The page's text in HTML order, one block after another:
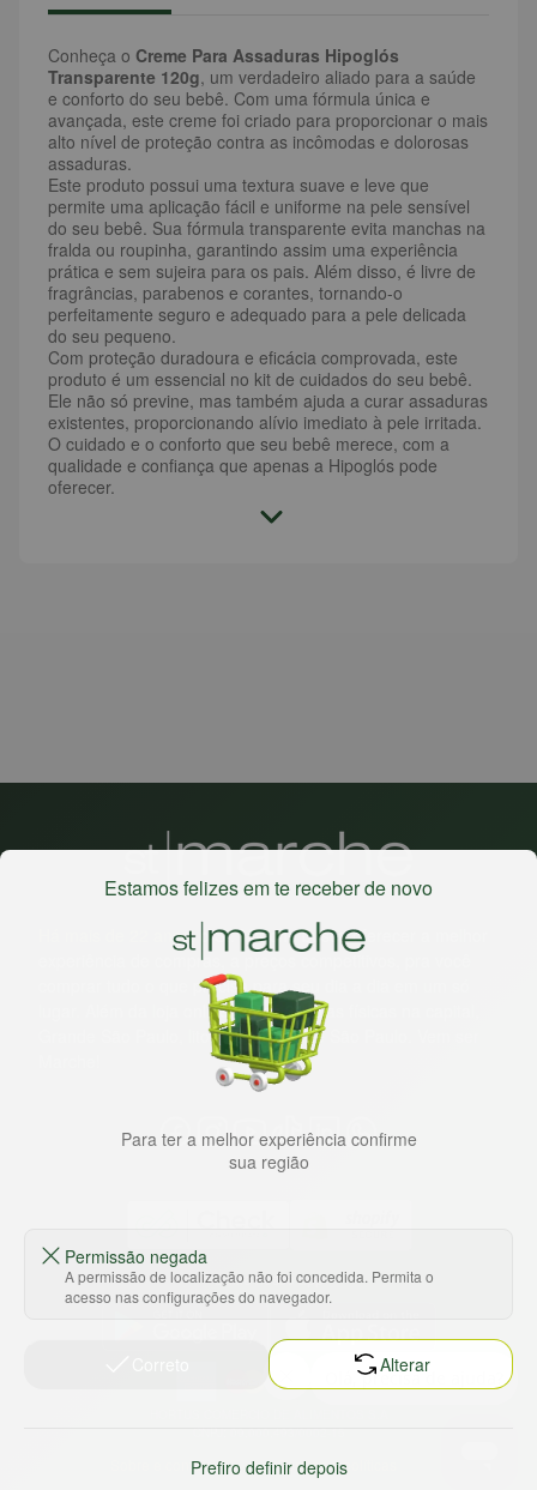
Conheça o Creme Para Assaduras Hipoglós
Transparente 120g, um verdadeiro aliado para a saúde
e conforto do seu bebê. Com uma fórmula única e
avançada, este creme foi criado para proporcionar o mais
alto nível de proteção contra as incômodas e dolorosas
assaduras.
Este produto possui uma textura suave e leve que
permite uma aplicação fácil e uniforme na pele sensível
do seu bebê. Sua fórmula transparente evita manchas na
fralda ou roupinha, garantindo assim uma experiência
prática e sem sujeira para os pais. Além disso, é livre de
fragrâncias, parabenos e corantes, tornando-o
perfeitamente seguro e adequado para a pele delicada
do seu pequeno.
Com proteção duradoura e eficácia comprovada, este
produto é um essencial no kit de cuidados do seu bebê.
Ele não só previne, mas também ajuda a curar assaduras
existentes, proporcionando alívio imediato à pele irritada.
O cuidado e o conforto que seu bebê merece, com a
qualidade e confiança que apenas a Hipoglós pode
oferecer.
Há mais de 22 anos, o St. Marche busca oferecer a melhor
experiência de compras, a preços competitivos, pra você
comprar tudo o que precisa para seu dia a dia em um só
lugar. Além da loja online temos 31 lojas físicas na capital,
Grande São Paulo, litoral e interior de São Paulo. Vem ser
Sobre e contato Termos e políticas
Baixe nosso app
Estamos felizes em te receber de novo
Para ter a melhor experiência confirme
sua região
Permissão negada
A permissão de localização não foi concedida. Permita o
acesso nas configurações do navegador.
Alterar
Prefiro definir depois